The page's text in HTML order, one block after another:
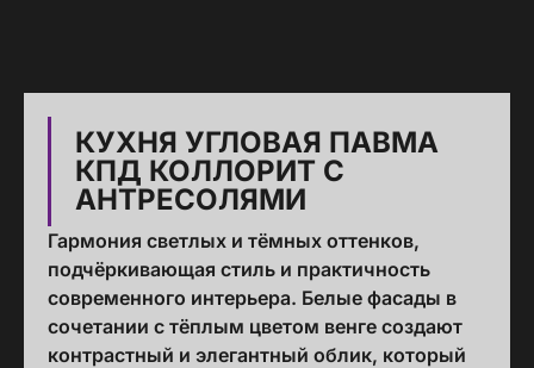
КУХНЯ УГЛОВАЯ ПАВМА
КПД КОЛЛОРИТ С
АНТРЕСОЛЯМИ
Гармония светлых и тёмных оттенков,
подчёркивающая стиль и практичность
современного интерьера. Белые фасады в
сочетании с тёплым цветом венге создают
контрастный и элегантный облик, который